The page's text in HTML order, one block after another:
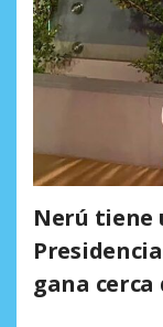
Nerú tiene
gana cerca